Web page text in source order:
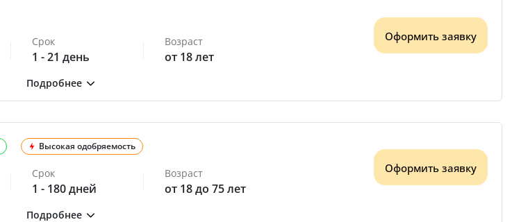
Срок
1 - 21 день
Возраст
от 18 лет
Оформить заявку
Высокая одобряемость
Срок
1 - 180 дней
Возраст
от 18 до 75 лет
Оформить заявку